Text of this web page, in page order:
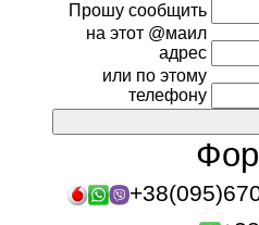
Прошу сообщить
на этот @маил
адрес
или по этому
телефону